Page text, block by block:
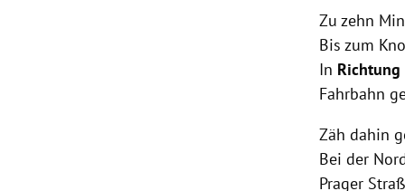
Zu zehn
Bis zum
In Richtung
Fahrbahn
Zäh dahin
Bei der
Prager